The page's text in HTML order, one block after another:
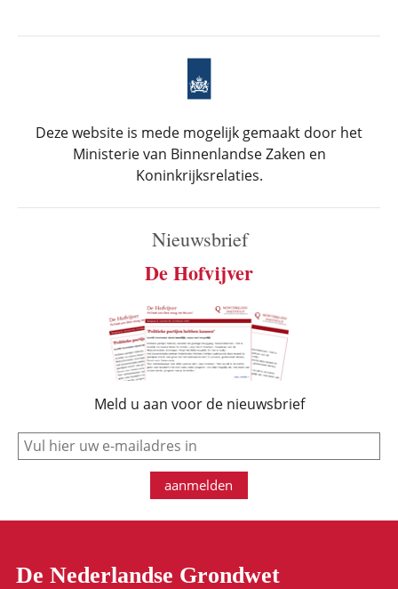
Deze website is mede mogelijk gemaakt door het
Ministerie van Binnenlandse Zaken en
Koninkrijksrelaties.
Nieuwsbrief
De Hofvijver
Meld u aan voor de nieuwsbrief
e-mail
aanmelden
De Nederlandse Grondwet